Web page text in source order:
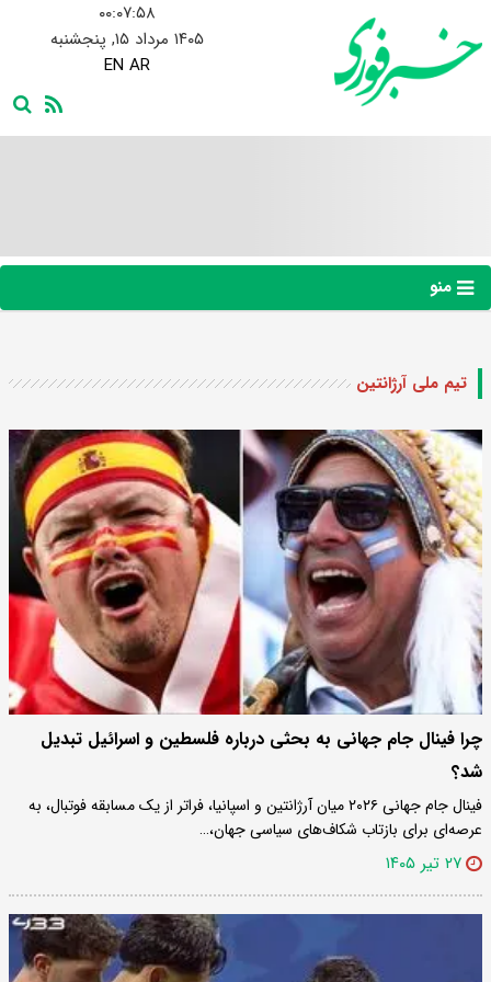
۰۰:۰۷:۵۹
۱۴۰۵ مرداد ۱۵, پنجشنبه
EN AR
منو
تیم ملی آرژانتین
چرا فینال جام جهانی به بحثی درباره فلسطین و اسرائیل تبدیل
شد؟
فینال جام جهانی ۲۰۲۶ میان آرژانتین و اسپانیا، فراتر از یک مسابقه فوتبال، به
عرصه‌ای برای بازتاب شکاف‌های سیاسی جهان،…
۲۷ تیر ۱۴۰۵